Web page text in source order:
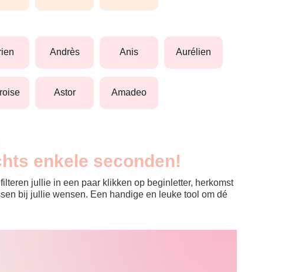
andrès anis aurélien
astor amadeo
enkele seconden!
jullie in een paar klikken op beginletter, herkomst
bij jullie wensen. Een handige en leuke tool om dé